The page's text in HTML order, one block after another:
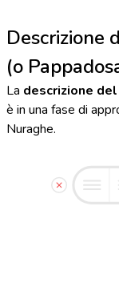
Descrizione
(o
La descrizione
è in una fase di
Nuraghe.